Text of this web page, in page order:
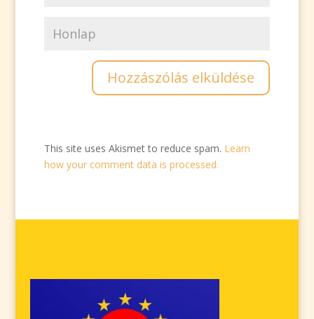
This site uses Akismet to reduce spam. Learn
how your comment data is processed.